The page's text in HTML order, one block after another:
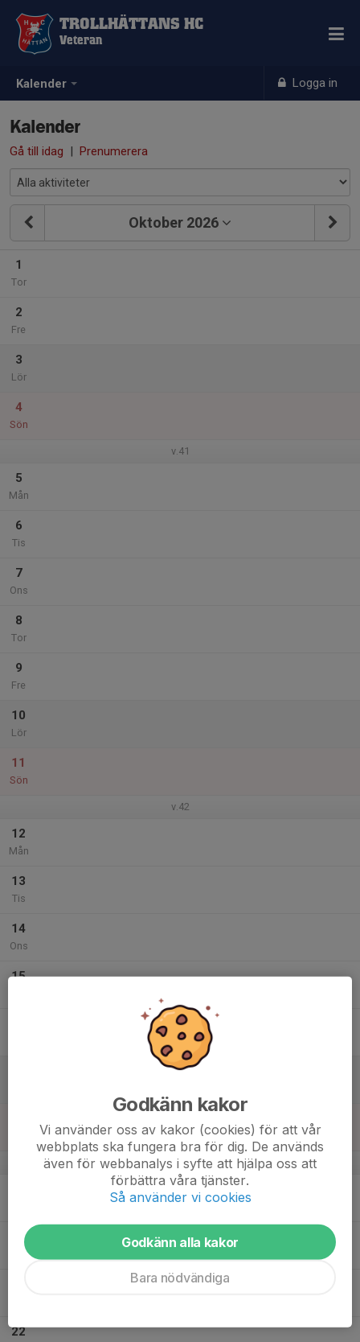
Kalender Logga in
TROLLHÄTTANS HC
Veteran
Kalender
Gå till idag | Prenumerera
Oktober 2026
1
Tor
2
Fre
3
Lör
4
Sön
v.41
5
Mån
6
Tis
7
Ons
8
Tor
9
Fre
10
Lör
11
Sön
v.42
12
Mån
13
Tis
14
Ons
15
v.43
20
22
Godkänn kakor
Vi använder oss av kakor (cookies) för att vår
webbplats ska fungera bra för dig. De används
även för webbanalys i syfte att hjälpa oss att
förbättra våra tjänster.
Så använder vi cookies
Godkänn alla kakor
Bara nödvändiga